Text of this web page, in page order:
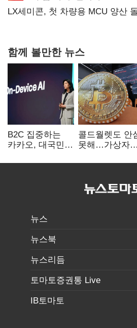
확대로 분위기 반전
LX세미콘, 첫 차량용 MCU 양산
함께 볼만한 뉴스
B2C 집중하는
카카오, 대국민
AI' 사활
콜드월렛도 안
못해…가상자산
'보안 시험대'
뉴스
뉴스북
뉴스리듬
토마토증권통 Live
IB토마토